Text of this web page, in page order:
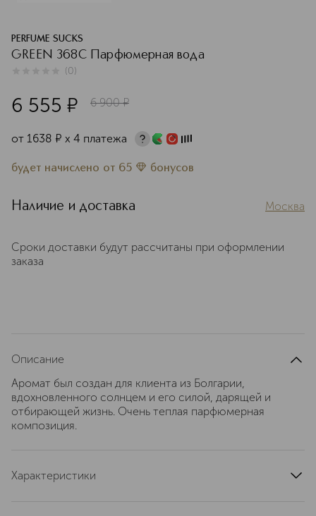
PERFUME SUCKS
GREEN 368C Парфюмерная вода
(0)
6 555 ¤ 6 900 ¤
от 1638 ¤ х 4 платежа
будет начислено от 65 бонусов
Наличие и доставка Москва
Сроки доставки будут рассчитаны при оформлении
заказа
Описание
Аромат был создан для клиента из Болгарии,
вдохновленного солнцем и его силой, дарящей и
отбирающей жизнь. Очень теплая парфюмерная
композиция.
Характеристики